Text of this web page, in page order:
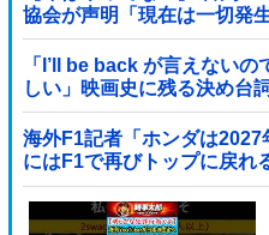
協会が声明「現在は一切発
「I’ll be back が言えない
しい」映画史に残る決め台
海外F1記者「ホンダは
にはF1で再びトップに戻れ